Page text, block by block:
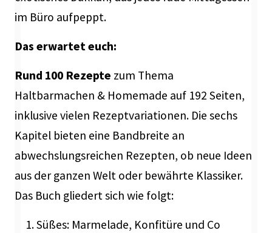
im Büro aufpeppt.
Das erwartet euch:
Rund 100 Rezepte zum Thema
Haltbarmachen & Homemade auf 192 Seiten,
inklusive vielen Rezeptvariationen. Die sechs
Kapitel bieten eine Bandbreite an
abwechslungsreichen Rezepten, ob neue Ideen
aus der ganzen Welt oder bewährte Klassiker.
Das Buch gliedert sich wie folgt:
Süßes: Marmelade, Konfitüre und Co